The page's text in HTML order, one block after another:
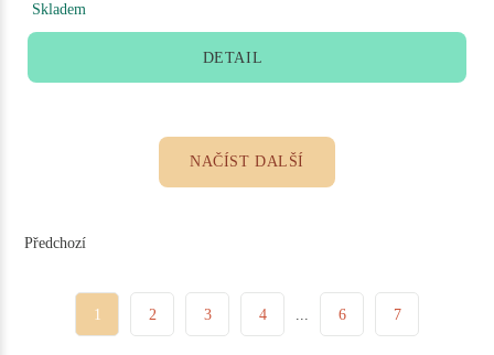
Skladem
DETAIL
NAČÍST DALŠÍ
Předchozí
1 2 3 4 6 7